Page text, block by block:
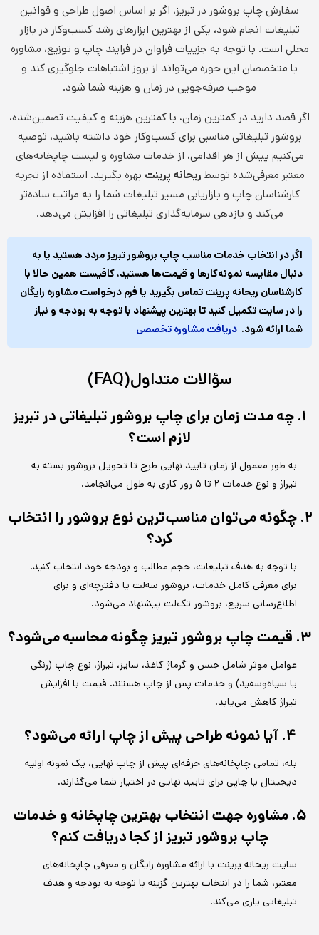
سفارش چاپ بروشور در تبریز، اگر بر اساس اصول طراحی و قوانین
تبلیغات انجام شود، یکی از بهترین ابزارهای رشد کسب‌وکار در بازار
محلی است. با توجه به جزییات فراوان در فرایند چاپ و توزیع، مشاوره
با متخصصان این حوزه می‌تواند از بروز اشتباهات جلوگیری کند و
موجب صرفه‌جویی در زمان و هزینه شما شود.
اگر قصد دارید در کمترین زمان، با کمترین هزینه و کیفیت تضمین‌شده،
بروشور تبلیغاتی مناسبی برای کسب‌وکار خود داشته باشید، توصیه
می‌کنیم پیش از هر اقدامی، از خدمات مشاوره و لیست چاپخانه‌های
معتبر معرفی‌شده توسط ریحانه پرینت بهره بگیرید. استفاده از تجربه
کارشناسان چاپ و بازاریابی مسیر تبلیغات شما را به مراتب ساده‌تر
می‌کند و بازدهی سرمایه‌گذاری تبلیغاتی را افزایش می‌دهد.
اگر در انتخاب خدمات مناسب چاپ بروشور تبریز مردد هستید یا به
دنبال مقایسه نمونه‌کارها و قیمت‌ها هستید، کافیست همین حالا با
کارشناسان ریحانه پرینت تماس بگیرید یا فرم درخواست مشاوره رایگان
را در سایت تکمیل کنید تا بهترین پیشنهاد با توجه به بودجه و نیاز
شما ارائه شود. دریافت مشاوره تخصصی
سؤالات متداول(FAQ)
۱. چه مدت زمان برای چاپ بروشور تبلیغاتی در تبریز
لازم است؟
به طور معمول از زمان تایید نهایی طرح تا تحویل بروشور بسته به
تیراژ و نوع خدمات ۲ تا ۵ روز کاری به طول می‌انجامد.
۲. چگونه می‌توان مناسب‌ترین نوع بروشور را انتخاب
کرد؟
با توجه به هدف تبلیغات، حجم مطالب و بودجه خود انتخاب کنید.
برای معرفی کامل خدمات، بروشور سه‌لت یا دفترچه‌ای و برای
اطلاع‌رسانی سریع، بروشور تک‌لت پیشنهاد می‌شود.
۳. قیمت چاپ بروشور تبریز چگونه محاسبه می‌شود؟
عوامل موثر شامل جنس و گرماژ کاغذ، سایز، تیراژ، نوع چاپ (رنگی
یا سیاه‌وسفید) و خدمات پس از چاپ هستند. قیمت با افزایش
تیراژ کاهش می‌یابد.
۴. آیا نمونه طراحی پیش از چاپ ارائه می‌شود؟
بله، تمامی چاپخانه‌های حرفه‌ای پیش از چاپ نهایی، یک نمونه اولیه
دیجیتال یا چاپی برای تایید نهایی در اختیار شما می‌گذارند.
۵. مشاوره جهت انتخاب بهترین چاپخانه و خدمات
چاپ بروشور تبریز از کجا دریافت کنم؟
سایت ریحانه پرینت با ارائه مشاوره رایگان و معرفی چاپخانه‌های
معتبر، شما را در انتخاب بهترین گزینه با توجه به بودجه و هدف
تبلیغاتی یاری می‌کند.